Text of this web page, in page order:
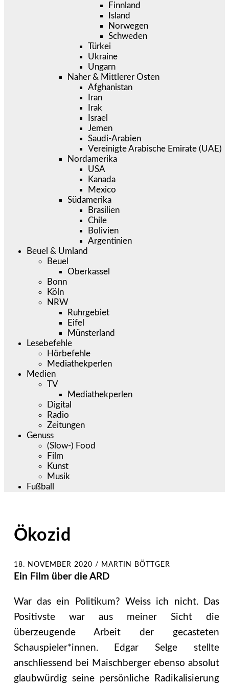
Finnland
Island
Norwegen
Schweden
Türkei
Ukraine
Ungarn
Naher & Mittlerer Osten
Afghanistan
Iran
Irak
Israel
Jemen
Saudi-Arabien
Vereinigte Arabische Emirate (UAE)
Nordamerika
USA
Kanada
Mexico
Südamerika
Brasilien
Chile
Bolivien
Argentinien
Beuel & Umland
Beuel
Oberkassel
Bonn
Köln
NRW
Ruhrgebiet
Eifel
Münsterland
Lesebefehle
Hörbefehle
Mediathekperlen
Medien
TV
Mediathekperlen
Digital
Radio
Zeitungen
Genuss
(Slow-) Food
Film
Kunst
Musik
Fußball
Ökozid
18. NOVEMBER 2020 / MARTIN BÖTTGER
Ein Film über die ARD
War das ein Politikum? Weiss ich nicht. Das
Positivste war aus meiner Sicht die
überzeugende Arbeit der gecasteten
Schauspieler*innen. Edgar Selge stellte
anschliessend bei Maischberger ebenso absolut
glaubwürdig seine persönliche Radikalisierung